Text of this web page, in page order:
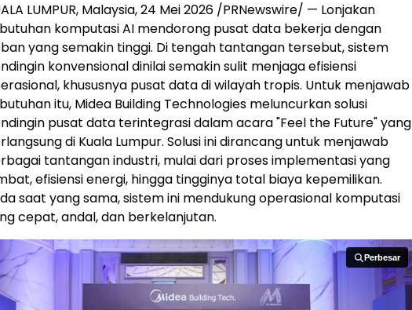
LUMPUR, Malaysia, 24 Mei 2026 /PRNewswire/ — Lonjakan
komputasi AI mendorong pusat data bekerja dengan
yang semakin tinggi. Di tengah tantangan tersebut, sistem
konvensional dinilai semakin sulit menjaga efisiensi
khususnya pusat data di wilayah tropis. Untuk menjawab
itu, Midea Building Technologies meluncurkan solusi
pusat data terintegrasi dalam acara "Feel the Future" yang
di Kuala Lumpur. Solusi ini dirancang untuk menjawab
tantangan industri, mulai dari proses implementasi yang
efisiensi energi, hingga tingginya total biaya kepemilikan.
saat yang sama, sistem ini mendukung operasional komputasi
cepat, andal, dan berkelanjutan.
Perbesar
Perbesar